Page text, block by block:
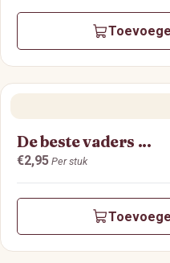
De beste vaders ...
Prijs:
€2,95 Per stuk